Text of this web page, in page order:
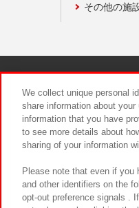
その他の施
We collect unique personal
share information about
information that you have
to see more details about
sharing of your information
Please note that even if you
and other identifiers on the
opt-out preference signals .